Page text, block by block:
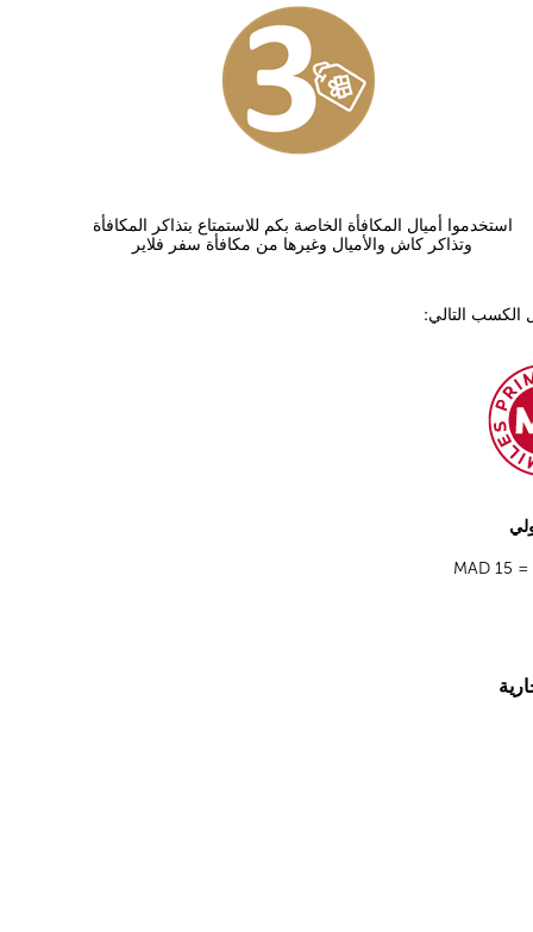
استخدموا أميال المكافأة الخاصة بكم للاستمتاع بتذاكر المكافأة
وتذاكر كاش والأميال وغيرها من مكافأة سفر فلاير
الكسب التالي:
= MAD 15